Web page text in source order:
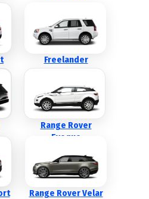
Range Rover
Evoque
Freelander
Range RoverVelar